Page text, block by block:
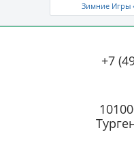
Зимние Игры
+7